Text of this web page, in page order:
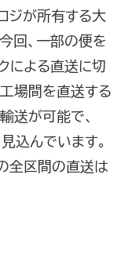
ジが所有する大
回、一部の便を
による直送に切
場間を直送する
送が可能で、
込んでいます。
全区間の直送は